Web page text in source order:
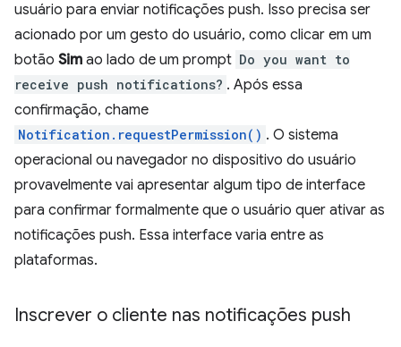
usuário para enviar notificações push. Isso precisa ser
acionado por um gesto do usuário, como clicar em um
botão Sim ao lado de um prompt Do you want to
receive push notifications? . Após essa
confirmação, chame
Notification.requestPermission() . O sistema
operacional ou navegador no dispositivo do usuário
provavelmente vai apresentar algum tipo de interface
para confirmar formalmente que o usuário quer ativar as
notificações push. Essa interface varia entre as
plataformas.
Inscrever o cliente nas notificações push